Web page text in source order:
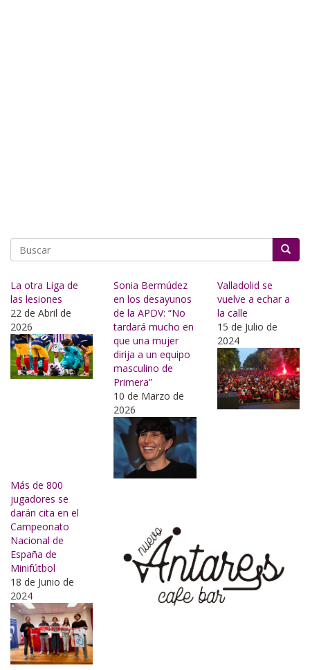
La otra Liga de
las lesiones
22 de Abril de
2026
Sonia Bermúdez
en los desayunos
de la APDV: “No
tardará mucho en
que una mujer
dirija a un equipo
masculino de
Primera”
10 de Marzo de
2026
Valladolid se
vuelve a echar a
la calle
15 de Julio de
2024
Más de 800
jugadores se
darán cita en el
Campeonato
Nacional de
España de
Minifútbol
18 de Junio de
2024